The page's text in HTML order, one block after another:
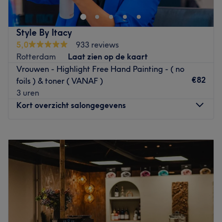
Nieuwe Binnenweg. Je kunt hier eerlijk zijn over wat je
wilt met je kapsel. Eigenaar Jeroen zal vervolgens een
coupe creëren diegeheel aan jouw wensen voldoet, of
dit nou enkel knippen betreft of een totale make-over. De
sfeer is altijd goedin de salon waardoor je je direct thuis
zult voelen. Om te spreken met de woorden van Jeroen: ‘Je
kunt hier altijd terecht voor een heerlijk bakkie en een
Gers strak kepsel!’
Style By Itacy
5,0
933 reviews
Rotterdam
Laat zien op de kaart
Vrouwen - Highlight Free Hand Painting - ( no
foils ) & toner ( VANAF )
3 uren
€82
Kort overzicht salongegevens
Dinsdag
10:00 –19:00
10:00–20:00
Donderdag
10:00
20:00
Vrijdag
Gesloten
Zaterdag
–17:00
Zondag
Gesloten